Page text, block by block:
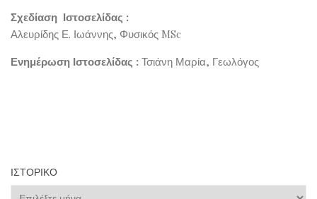
Σχεδίαση Ιστοσελίδας :
Αλευρίδης Ε. Ιωάννης, Φυσικός MSc
Ενημέρωση Ιστοσελίδας : Τσιάνη Μαρία, Γεωλόγος
ΙΣΤΟΡΙΚΌ
Ιστορικό